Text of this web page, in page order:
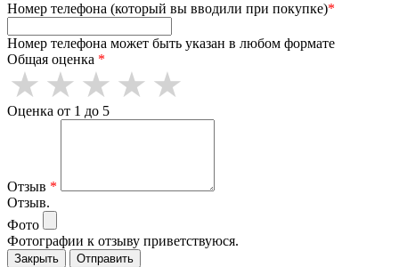
Номер телефона (который вы вводили при покупке)*
Номер телефона может быть указан в любом формате
Общая оценка *
Оценка от 1 до 5
Отзыв *
Отзыв.
Фото
Фотографии к отзыву приветствуюся.
Закрыть Отправить